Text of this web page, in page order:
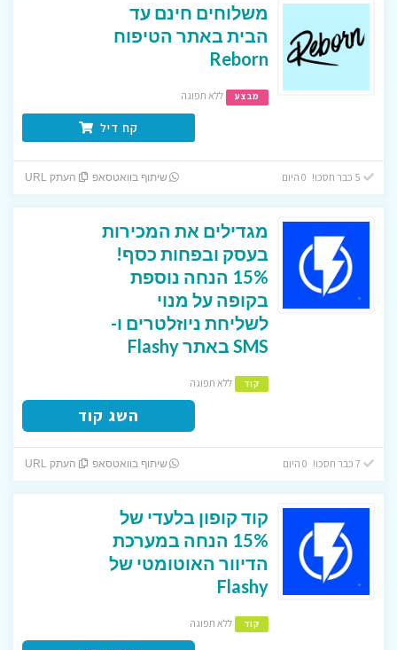
משלוחים חינם עד
הבית באתר הטיפוח
Reborn
מבצע ללא תפוגה
קח דיל
שיתוף בוואטסאפ העתק URL
מגדילים את המכירות
בעסק ובפחות כסף!
15% הנחה נוספת
בקופה על מנוי
לשליחת ניוזלטרים ו-
SMS באתר Flashy
קוד ללא תפוגה
השג קוד
שיתוף בוואטסאפ העתק URL
קוד קופון בלעדי של
15% הנחה במערכת
הדיוור האוטומטי של
Flashy
קוד ללא תפוגה